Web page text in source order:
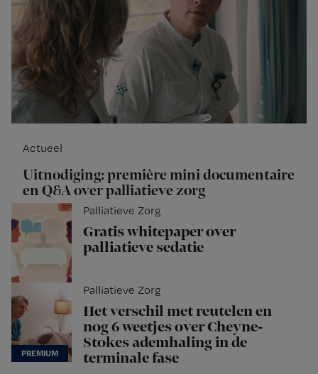
Actueel
Uitnodiging: première mini documentaire
en Q&A over palliatieve zorg
Palliatieve Zorg
Gratis whitepaper over
palliatieve sedatie
Palliatieve Zorg
Het verschil met reutelen en
nog 6 weetjes over Cheyne-
Stokes ademhaling in de
terminale fase